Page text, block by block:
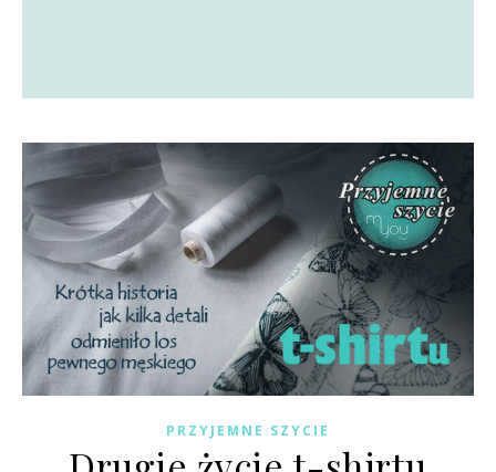
PRZYJEMNE SZYCIE